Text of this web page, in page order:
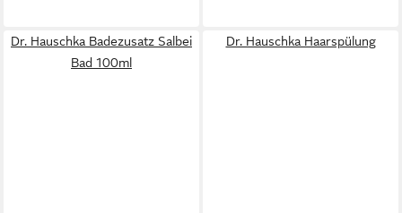
Dr. Hauschka Badezusatz Salbei
Bad 100ml
Dr. Hauschka Haarspülung